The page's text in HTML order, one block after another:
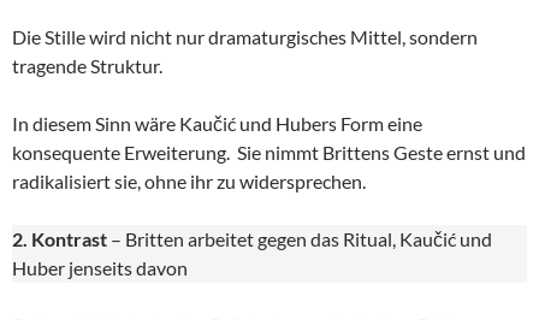
Die Stille wird nicht nur dramaturgisches Mittel, sondern
tragende Struktur.
In diesem Sinn wäre Kaučić und Hubers Form eine
konsequente Erweiterung. Sie nimmt Brittens Geste ernst und
radikalisiert sie, ohne ihr zu widersprechen.
2. Kontrast – Britten arbeitet gegen das Ritual, Kaučić und
Huber jenseits davon